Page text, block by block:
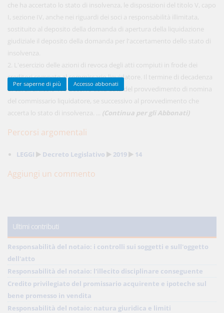
che ha accertato lo stato di insolvenza, le disposizioni del titolo V, capo
I, sezione IV, anche nei riguardi dei soci a responsabilità illimitata,
sostituito al deposito della domanda di apertura della liquidazione
giudiziale il deposito della domanda per l'accertamento dello stato di
insolvenza.
2. L'esercizio delle azioni di revoca degli atti compiuti in frode dei
creditori compete al commissario liquidatore. Il termine di decadenza
di cui all'articolo 170 decorre dalla data del provvedimento di nomina
del commissario liquidatore, se successivo al provvedimento che
accerta lo stato di insolvenza. ... (Continua per gli Abbonati)
Percorsi argomentali
LEGGI Decreto Legislativo 2019 14
Aggiungi un commento
Ultimi contributi
Responsabilità del notaio: i controlli sui soggetti e sull'oggetto
dell'atto
Responsabilità del notaio: l'illecito disciplinare conseguente
Credito privilegiato del promissario acquirente e ipoteche sul
bene promesso in vendita
Responsabilità del notaio: natura giuridica e limiti
Acquista ora
Per saperne di più Accesso abbonati